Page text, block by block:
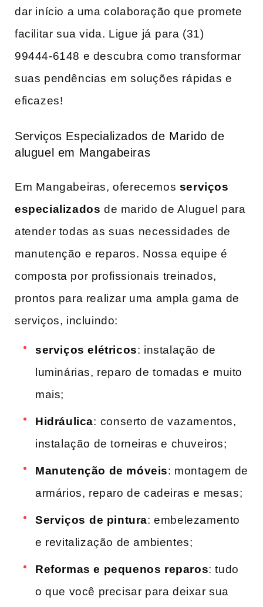
dar início a uma colaboração que⁢ promete
‍facilitar sua vida. Ligue já⁢ para (31)
99444-6148 e descubra como‌ transformar
suas pendências ⁤em soluções ​rápidas e
eficazes!
Serviços Especializados de Marido de
aluguel em Mangabeiras
Em⁢ Mangabeiras, oferecemos serviços
especializados de marido de ⁣Aluguel para⁣
atender​ todas as suas⁣ necessidades​ de
manutenção e reparos. Nossa equipe é
composta por profissionais ⁤treinados,​
prontos para realizar uma ampla gama⁤ de
serviços, incluindo:
serviços elétricos: instalação de
luminárias, reparo ⁤de ⁢tomadas e⁣ muito
mais;
Hidráulica: ⁤conserto de vazamentos,
instalação de torneiras e chuveiros;
Manutenção de móveis: montagem de
armários, ​reparo de cadeiras e​ mesas;
Serviços⁢ de pintura: embelezamento
e revitalização de ambientes;
Reformas e pequenos reparos: tudo
o ‌que você precisar para deixar ‍sua